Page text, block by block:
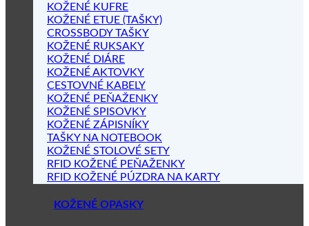
KOŽENÉ KUFRE
KOŽENÉ ETUE (TAŠKY)
CROSSBODY TAŠKY
KOŽENÉ RUKSAKY
KOŽENÉ DIÁRE
KOŽENÉ AKTOVKY
CESTOVNÉ KABELY
KOŽENÉ PEŇAŽENKY
KOŽENÉ SPISOVKY
KOŽENÉ ZÁPISNÍKY
TAŠKY NA NOTEBOOK
KOŽENÉ STOLOVÉ SETY
RFID KOŽENÉ PEŇAŽENKY
RFID KOŽENÉ PÚZDRA NA KARTY
KOŽENÉ OPASKY